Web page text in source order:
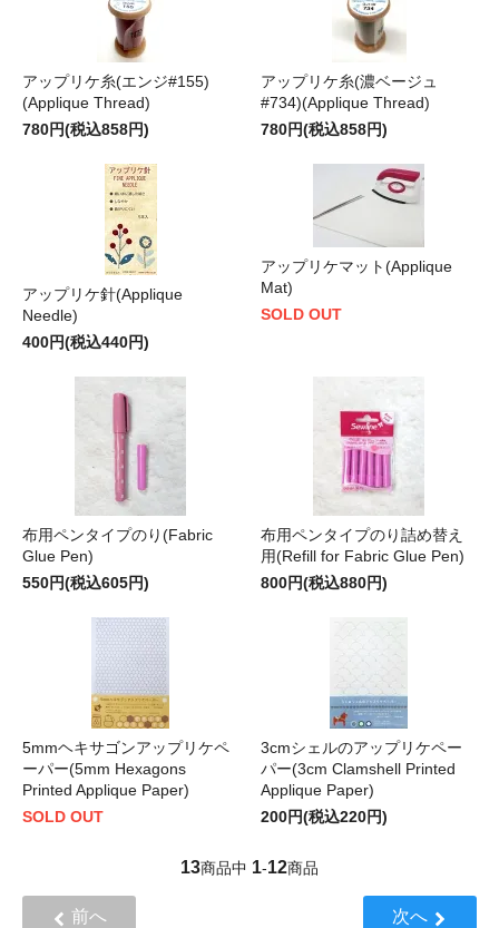
アップリケ糸(エンジ#155)
(Applique Thread)
780円(税込858円)
アップリケ糸(濃ベージュ
#734)(Applique Thread)
780円(税込858円)
アップリケ針(Applique
Needle)
400円(税込440円)
アップリケマット(Applique
Mat)
SOLD OUT
布用ペンタイプのり(Fabric
Glue Pen)
550円(税込605円)
布用ペンタイプのり詰め替え
用(Refill for Fabric Glue Pen)
800円(税込880円)
5mmヘキサゴンアップリケペ
ーパー(5mm Hexagons
Printed Applique Paper)
SOLD OUT
3cmシェルのアップリケペー
パー(3cm Clamshell Printed
Applique Paper)
200円(税込220円)
13商品中 1-12商品
前へ 次へ